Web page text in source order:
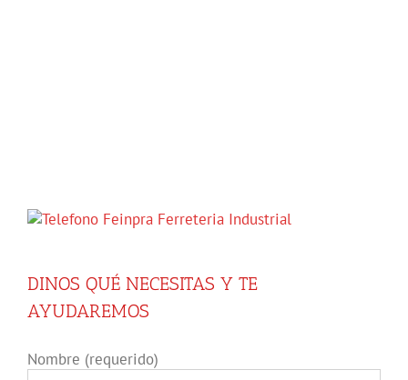
DINOS QUÉ NECESITAS Y TE
AYUDAREMOS
Nombre (requerido)